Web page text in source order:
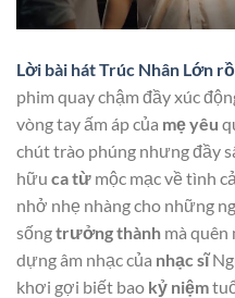
Lời bài hát Trúc Nhân Lớn
phim quay chậm đầy xúc
vòng tay ấm áp của mẹ yêu
chút trào phúng nhưng đầy
hữu ca từ mộc mạc về tình
nhở nhẹ nhàng cho những
sốngtrưởng thành mà quên
dựng âm nhạc của nhạc sĩ
khơi gợi biết bao kỷ niệm